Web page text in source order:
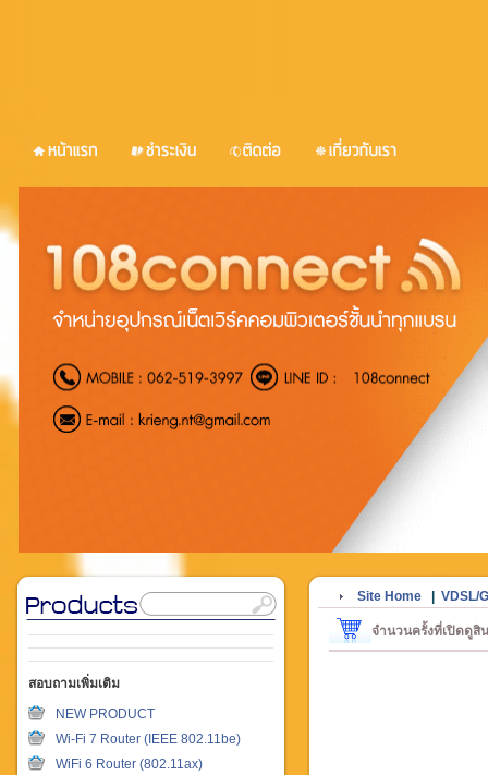
สอบถามเพิ่มเติม
NEW PRODUCT
Wi-Fi 7 Router (IEEE 802.11be)
WiFi 6 Router (802.11ax)
Site Home VDSL/
จำนวนครั้งที่เปิดดูสิ